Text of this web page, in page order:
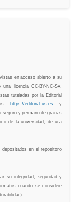
en acceso abierto a su
licencia CC-BY-NC-SA,
tuteladas por la Editorial
https://editorial.us.es y
seguro y permanente gracias
de la universidad, de una
en el repositorio
su integridad, seguridad y
cuando se considere